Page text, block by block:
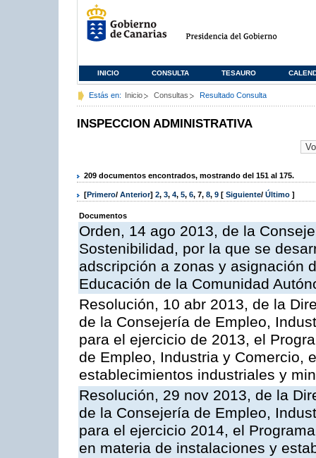
INICIO CONSULTA TESAURO
Estás en: Inicio Consultas Resultado Consulta
INSPECCION ADMINISTRATIVA
209 documentos encontrados, mostrando del 151 al 175.
[Primero/ Anterior] 2, 3, 4, 5, 6, 7, 8, 9 [ Siguiente/ Último ]
Documentos
Orden, 14 ago 2013, de la
Sostenibilidad, por la que se
adscripción a zonas y asignación
Educación de la Comunidad
Resolución, 10 abr 2013, de la
de la Consejería de Empleo,
para el ejercicio de 2013, el
de Empleo, Industria y Comercio,
establecimientos industriales y
Resolución, 29 nov 2013, de la
de la Consejería de Empleo,
para el ejercicio 2014, el
en materia de instalaciones y